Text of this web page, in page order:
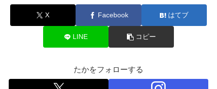
X Facebook はてブ
LINE コピー
たかをフォローする